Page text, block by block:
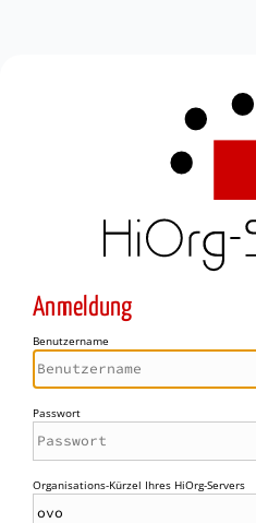
Anmeldung
Benutzername
Passwort
Organisations-Kürzel Ihres HiOrg-Servers